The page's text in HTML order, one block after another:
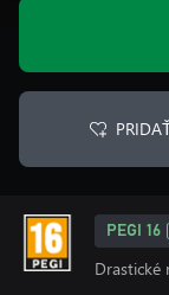
PEGI 16
Drastické